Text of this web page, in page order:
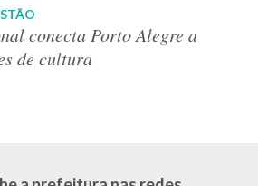
conecta Porto Alegre a
de cultura